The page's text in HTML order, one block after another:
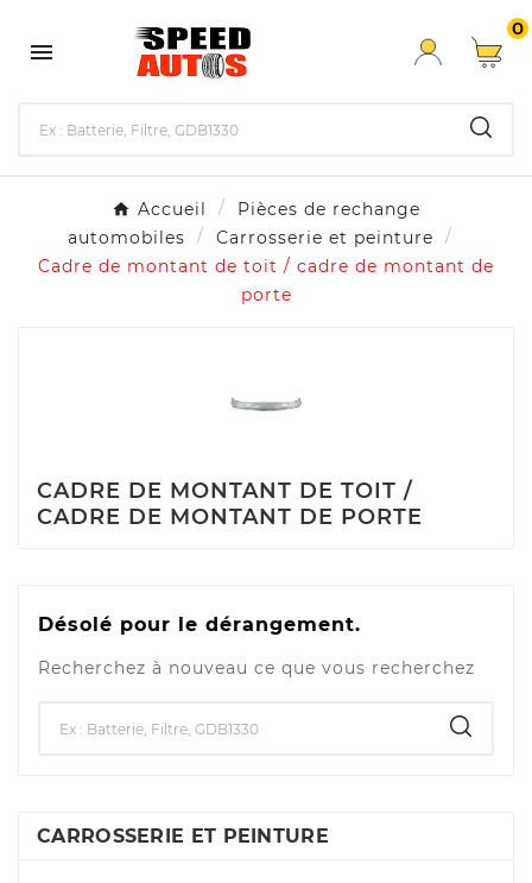

0
Accueil
Pièces de rechange
automobiles
Carrosserie et peinture
Cadre de montant de toit / cadre de montant de
porte
CADRE DE MONTANT DE TOIT /
CADRE DE MONTANT DE PORTE
Désolé pour le dérangement.
Recherchez à nouveau ce que vous recherchez
CARROSSERIE ET PEINTURE